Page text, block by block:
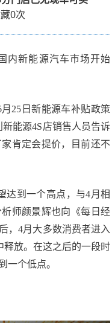
0次
内新能源汽车市场开始
25日新能源车补贴政策
能源4S店销售人员告诉
肯定会提价，目前还不
达到一个高点，与4月相
师颜景辉也向《每日经
，4月大多数消费者进入
释放。在这之后的一段时
一个低点。